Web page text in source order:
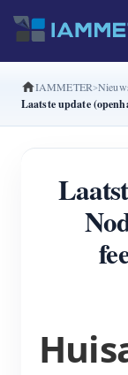
IAMMETER
Laatste update